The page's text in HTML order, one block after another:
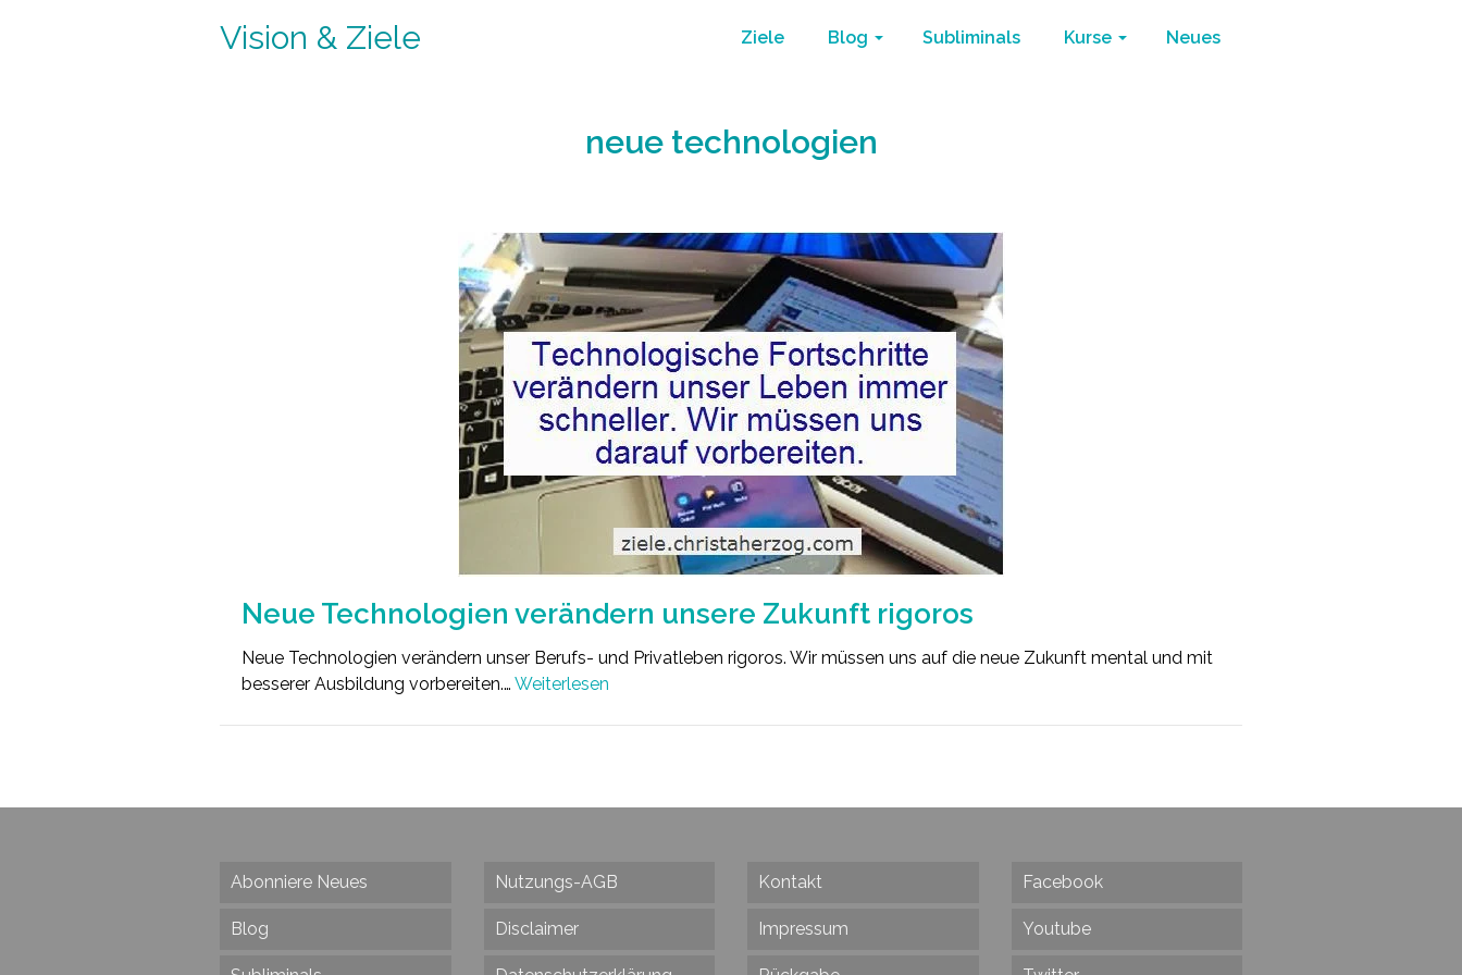
Vision & Ziele Ziele Blog Subliminals Kurse Neues
neue technologien
Neue Technologien verändern unsere Zukunft rigoros
Neue Technologien verändern unser Berufs- und Privatleben rigoros. Wir müssen uns auf die neue Zukunft mental und mit
besserer Ausbildung vorbereiten.… Weiterlesen
Abonniere Neues
Blog
Nutzungs-AGB
Disclaimer
Kontakt
Impressum
Facebook
Youtube